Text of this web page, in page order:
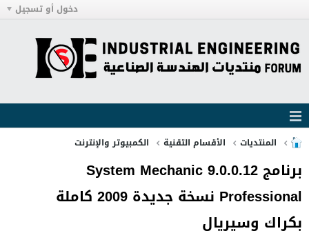
دخول أو تسجيل
المنتديات الأقسام التقنية الكمبيوتر والإنترنت
برنامج System Mechanic 9.0.0.12
Professional نسخة جديدة 2009 كاملة
بكراك وسيريال